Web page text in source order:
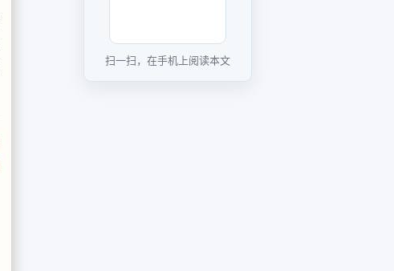
扫一扫，在手机上阅读本文